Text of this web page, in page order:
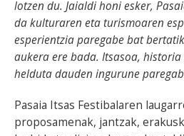
lotzen du. Jaialdi honi esker,
da kulturaren eta turismoaren
esperientzia paregabe bat
aukera ere bada. Itsasoa,
helduta dauden ingurune
Pasaia Itsas Festibalaren
proposamenak, jantzak,